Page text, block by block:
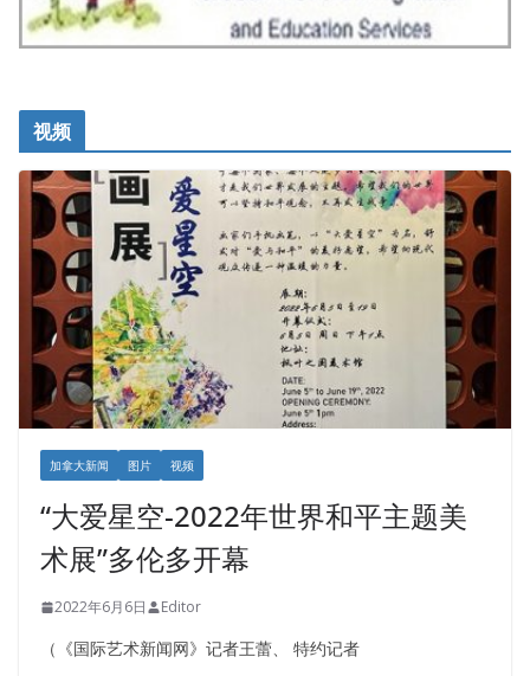
视频
加拿大新闻 图片 视频
“大爱星空-2022年世界和平主题美
术展”多伦多开幕
2022年6月6日 Editor
（《国际艺术新闻网》记者王蕾、 特约记者